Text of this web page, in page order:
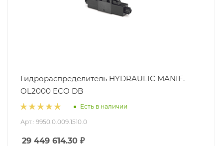
Гидрораспределитель HYDRAULIC MANIF.
OL2000 ECO DB
Есть в наличии
Арт.: 9950.0.009.1510.0
29 449 614.30 ₽